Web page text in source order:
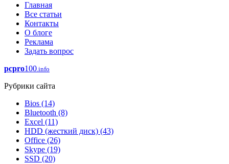
Главная
Все статьи
Контакты
О блоге
Реклама
Задать вопрос
pcpro100.info
Рубрики сайта
Bios (14)
Bluetooth (8)
Excel (11)
HDD (жесткий диск) (43)
Office (26)
Skype (19)
SSD (20)